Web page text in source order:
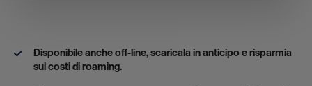
Disponibile anche off-line, scaricala in anticipo e risparmia
sui costi di roaming.